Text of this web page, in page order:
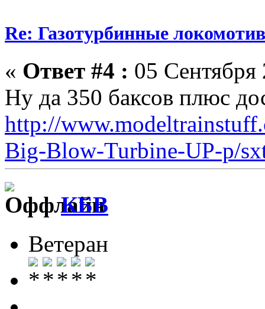
Re: Газотурбинные
« Ответ #4 : 05
Ну да 350 баксов плюс
http://
Big-Blow-Turbine-UP-p/
КБВ
Ветеран